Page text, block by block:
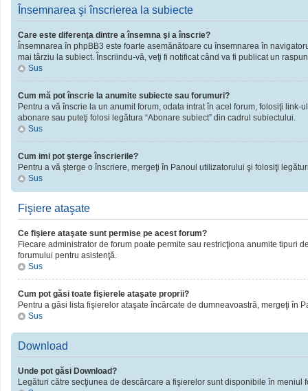
Însemnarea şi înscrierea la subiecte
Care este diferenţa dintre a însemna şi a înscrie?
Însemnarea în phpBB3 este foarte asemănătoare cu însemnarea în
mai târziu la subiect. Înscriindu-vă, veţi fi notificat când va fi publicat un
Sus
Cum mă pot înscrie la anumite subiecte sau forumuri?
Pentru a vă înscrie la un anumit forum, odata intrat în acel forum, folosiţi
abonare sau puteţi folosi legătura “Abonare subiect” din cadrul subiectului.
Sus
Cum imi pot şterge înscrierile?
Pentru a vă şterge o înscriere, mergeţi în Panoul utilizatorului şi folosiţi
Sus
Fişiere ataşate
Ce fişiere ataşate sunt permise pe acest forum?
Fiecare administrator de forum poate permite sau restricţiona anumite tipuri
forumului pentru asistenţă.
Sus
Cum pot găsi toate fişierele ataşate proprii?
Pentru a găsi lista fişierelor ataşate încărcate de dumneavoastră, mergeţi în
Sus
Download
Unde pot găsi Download?
Legături către secţiunea de descărcare a fişierelor sunt disponibile în meniul